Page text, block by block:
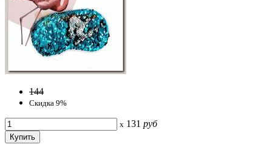
144
Скидка 9%
x 131 руб